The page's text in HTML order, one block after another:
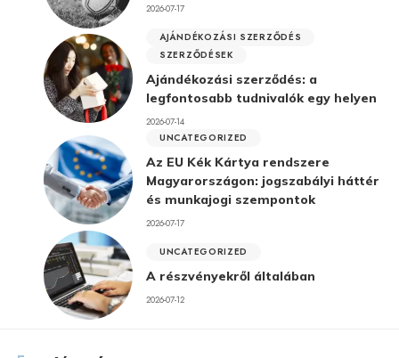
2026-07-17
AJÁNDÉKOZÁSI SZERZŐDÉS
SZERZŐDÉSEK
Ajándékozási szerződés: a
legfontosabb tudnivalók egy helyen
2026-07-14
UNCATEGORIZED
Az EU Kék Kártya rendszere
Magyarországon: jogszabályi háttér
és munkajogi szempontok
2026-07-17
UNCATEGORIZED
A részvényekről általában
2026-07-12